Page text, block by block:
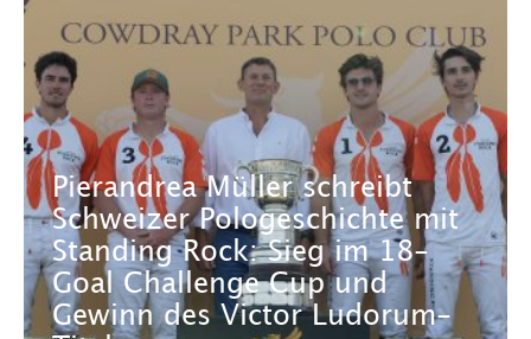
Pierandrea Müller schreibt
Schweizer Pologeschichte mit
Standing Rock: Sieg im 18-
Goal Challenge Cup und
Gewinn des Victor Ludorum-